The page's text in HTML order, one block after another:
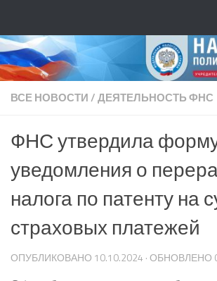
ВСЕ НОВОСТИ/ДЕЯТЕЛЬНОСТЬ ФНС
ФНС утвердила
уведомления о
налога по патенту на
страховых платежей
ОПУБЛИКОВАНО 10.10.2024 · ОБНОВЛЕНО